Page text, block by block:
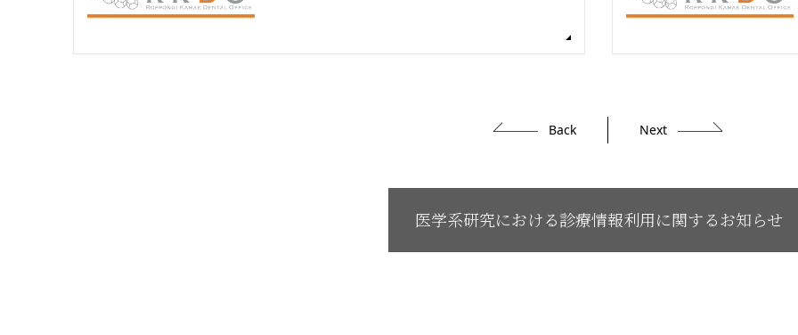
Back Next
医学系研究における診療情報利用に関するお知らせ